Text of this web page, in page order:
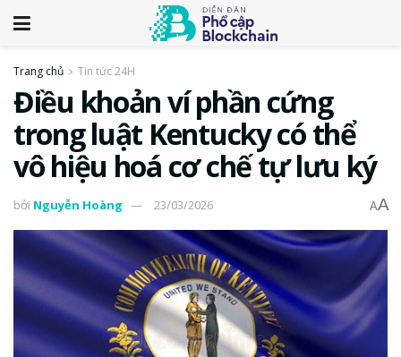
Trang chủ Tin tức 24H
Điều khoản ví phần cứng
trong luật Kentucky có thể
vô hiệu hoá cơ chế tự lưu ký
bởi Nguyễn Hoàng 23/03/2026 AA